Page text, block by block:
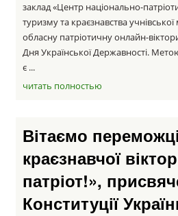
заклад «Центр національно-
туризму та краєзнавства
обласну патріотичну онлайн-
Дня Української Державності.
є ...
читать полностью
Вітаємо
краєзнавчої
патріот!»,
Конституції